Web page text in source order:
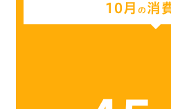
10月の消